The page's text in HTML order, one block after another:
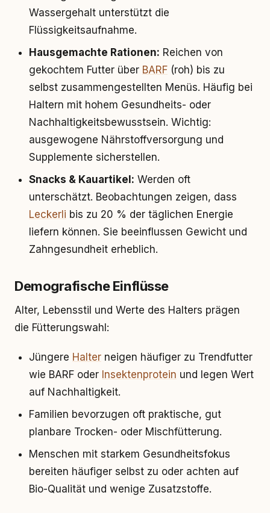
Wassergehalt unterstützt die
Flüssigkeitsaufnahme.
Hausgemachte Rationen: Reichen von
gekochtem Futter über BARF (roh) bis zu
selbst zusammengestellten Menüs. Häufig bei
Haltern mit hohem Gesundheits- oder
Nachhaltigkeitsbewusstsein. Wichtig:
ausgewogene Nährstoffversorgung und
Supplemente sicherstellen.
Snacks & Kauartikel: Werden oft
unterschätzt. Beobachtungen zeigen, dass
Leckerli bis zu 20 % der täglichen Energie
liefern können. Sie beeinflussen Gewicht und
Zahngesundheit erheblich.
Demografische Einflüsse
Alter, Lebensstil und Werte des Halters prägen
die Fütterungswahl:
Jüngere Halter neigen häufiger zu Trendfutter
wie BARF oder Insektenprotein und legen Wert
auf Nachhaltigkeit.
Familien bevorzugen oft praktische, gut
planbare Trocken- oder Mischfütterung.
Menschen mit starkem Gesundheitsfokus
bereiten häufiger selbst zu oder achten auf
Bio-Qualität und wenige Zusatzstoffe.